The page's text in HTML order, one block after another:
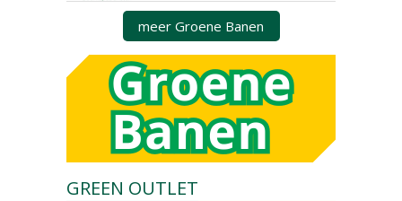
meer Groene Banen
GREEN OUTLET